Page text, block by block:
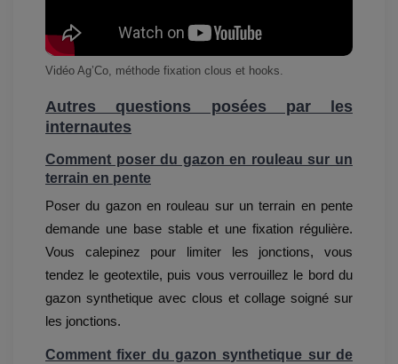
Vidéo Ag’Co, méthode fixation clous et hooks.
Autres questions posées par les
internautes
Comment poser du gazon en rouleau sur un
terrain en pente
Poser du gazon en rouleau sur un terrain en pente
demande une base stable et une fixation régulière.
Vous calepinez pour limiter les jonctions, vous
tendez le geotextile, puis vous verrouillez le bord du
gazon synthetique avec clous et collage soigné sur
les jonctions.
Comment fixer du gazon synthetique sur de